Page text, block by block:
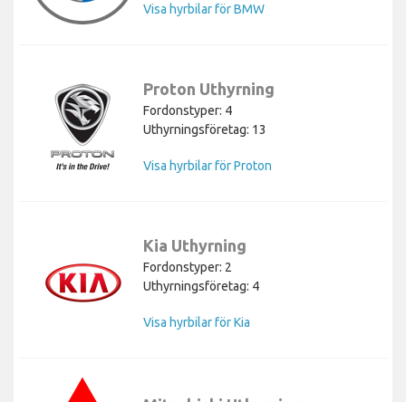
Visa hyrbilar för BMW
Proton Uthyrning
Fordonstyper: 4
Uthyrningsföretag: 13
Visa hyrbilar för Proton
Kia Uthyrning
Fordonstyper: 2
Uthyrningsföretag: 4
Visa hyrbilar för Kia